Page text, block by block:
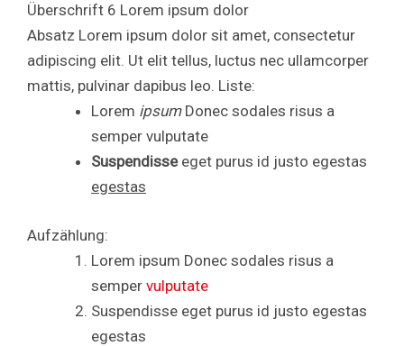
Überschrift 6 Lorem ipsum dolor
Absatz Lorem ipsum dolor sit amet, consectetur
adipiscing elit. Ut elit tellus, luctus nec ullamcorper
mattis, pulvinar dapibus leo. Liste:
Lorem ipsumDonec sodales risus a
semper vulputate
Suspendisseeget purus id justo egestas
egestas
Aufzählung:
Lorem ipsum Donec sodales risus a
semper vulputate
Suspendisse eget purus id justo egestas
egestas